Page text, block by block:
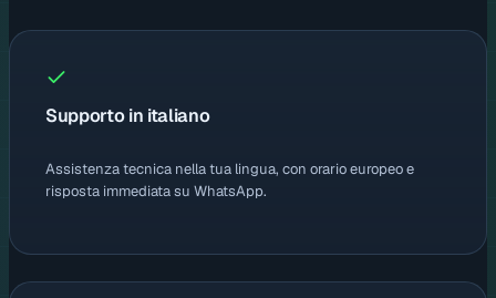
Supporto in italiano
Assistenza tecnica nella tua lingua, con orario europeo e
risposta immediata su WhatsApp.